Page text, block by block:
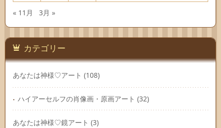
« 11月 3月 »
カテゴリー
あなたは神様♡アート (108)
ハイアーセルフの肖像画・原画アート (32)
あなたは神様♡鏡アート (3)